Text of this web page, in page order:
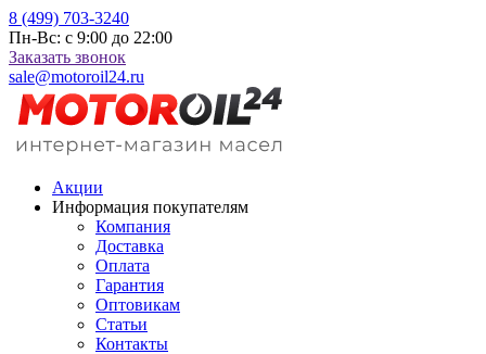
8 (499) 703-3240
Пн-Вс: с 9:00 до 22:00
Заказать звонок
sale@motoroil24.ru
Акции
Информация покупателям
Компания
Доставка
Оплата
Гарантия
Оптовикам
Статьи
Контакты